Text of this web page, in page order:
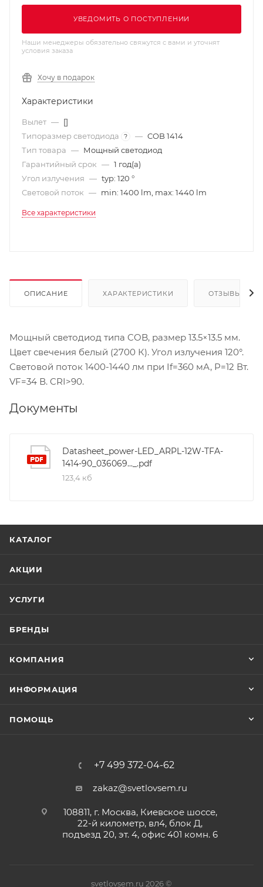
УВЕДОМИТЬ О ПОСТУПЛЕНИИ
Наши менеджеры обязательно свяжутся с вами и уточнят
условия заказа
Хочу в подарок
Характеристики
Вылет — []
Типоразмер светодиода
? — COB 1414
Тип товара — Мощный светодиод
Гарантийный срок — 1 год(а)
Угол излучения — typ: 120 °
Световой поток — min: 1400 lm, max: 1440 lm
Все характеристики
ОПИСАНИЕ ХАРАКТЕРИСТИКИ ОТЗЫВЫ
Мощный светодиод типа COB, размер 13.5×13.5 мм.
Цвет свечения белый (2700 К). Угол излучения 120°.
Световой поток 1400-1440 лм при If=360 мА, P=12 Вт.
VF=34 В. CRI>90.
Документы
Datasheet_power-LED_ARPL-12W-TFA-
1414-90_036069..._.pdf
123,4 кб
КАТАЛОГ
АКЦИИ
УСЛУГИ
БРЕНДЫ
КОМПАНИЯ
ИНФОРМАЦИЯ
ПОМОЩЬ
+7 499 372-04-62
zakaz@svetlovsem.ru
108811, г. Москва, Киевское шоссе,
22-й километр, вл4, блок Д,
подъезд 20, эт. 4, офис 401 комн. 6
svetlovsem.ru 2026 ©